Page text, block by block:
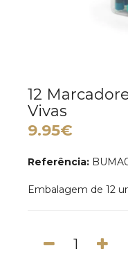
12
Vivas
9.95€
Referência:
Embalagem de 12